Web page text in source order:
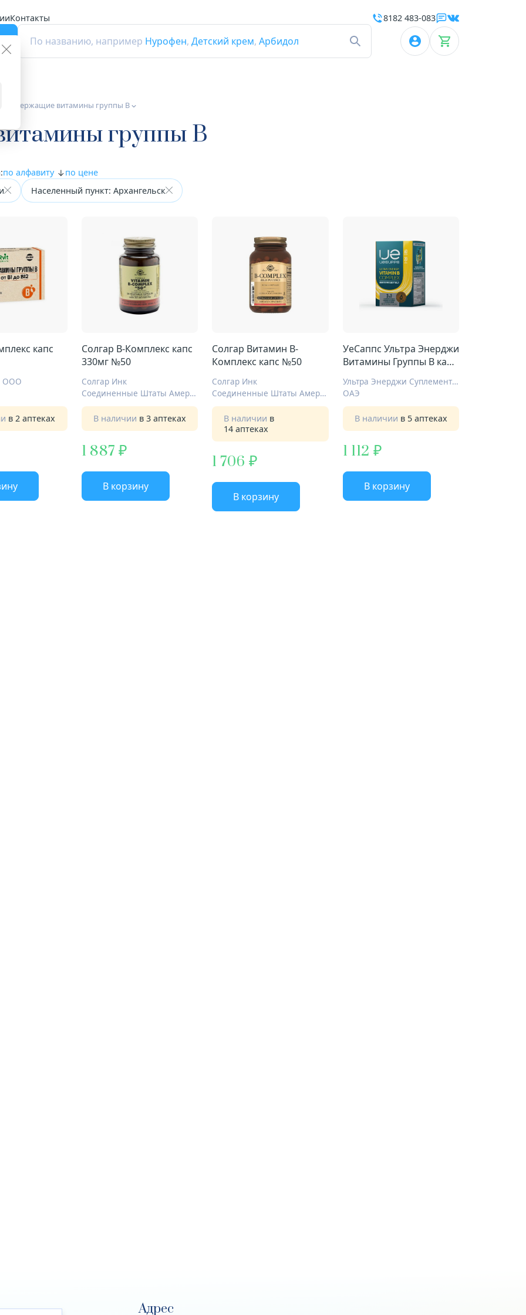
Контакты
По названию, например Нурофен, Детский крем, Арбидол
8182 483-083
содержащие витамины группы B
группы B
по алфавиту
по цене
Населенный пункт: Архангельск
капс
ООО
в 2 аптеках
Солгар B-Комплекс капс
330мг №50
Солгар Инк
Соединенные Штаты Америки
В наличии в 3 аптеках
1 887
В корзину
Солгар Витамин B-
Комплекс капс №50
Солгар Инк
Соединенные Штаты Америки
В наличии в
14 аптеках
1 706
В корзину
УеСаппс Ультра Энерджи
Витамины Группы B капс
Ультра Энерджи Суплементс Традинг
ОАЭ
В наличии в 5 аптеках
1 112
В корзину
Адрес